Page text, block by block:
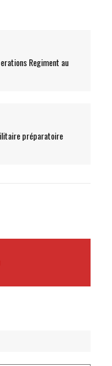
Regiment au
préparatoire